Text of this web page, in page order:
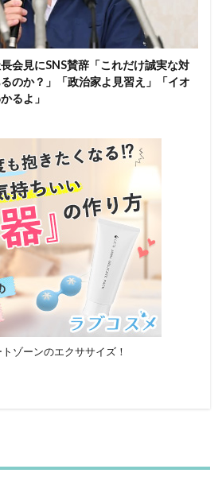
会見にSNS賛辞「これだけ誠実な対
のか？」「政治家よ見習え」「イオ
るよ」
ゾーンのエクササイズ！